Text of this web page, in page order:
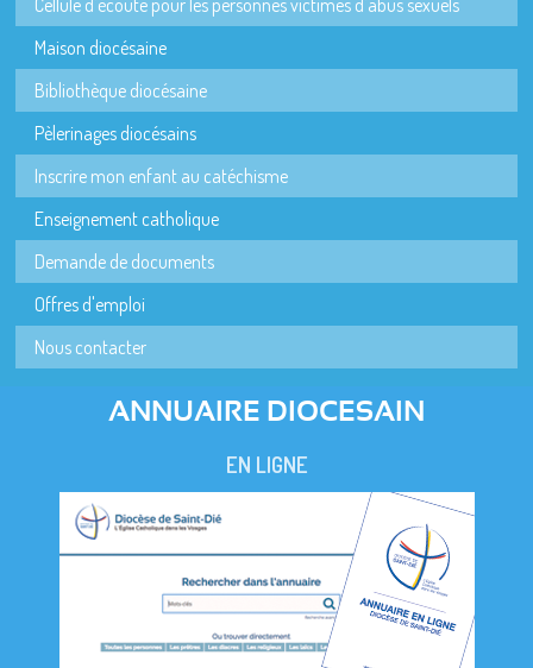
Cellule d'écoute pour les personnes victimes d'abus sexuels
Maison diocésaine
Bibliothèque diocésaine
Pèlerinages diocésains
Inscrire mon enfant au catéchisme
Enseignement catholique
Demande de documents
Offres d'emploi
Nous contacter
ANNUAIRE DIOCESAIN
EN LIGNE